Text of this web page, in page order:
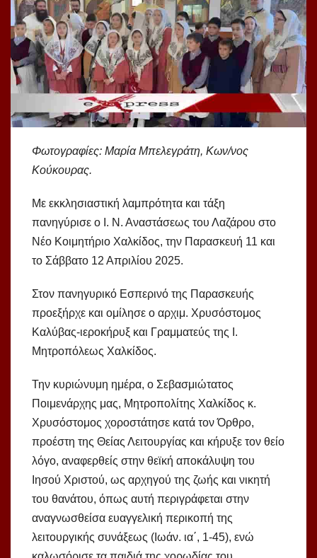
Φωτογραφίες: Μαρία Μπελεγράτη, Κων/νος
Κούκουρας.
Με εκκλησιαστική λαμπρότητα και τάξη
πανηγύρισε ο Ι. Ν. Αναστάσεως του Λαζάρου στο
Νέο Κοιμητήριο Χαλκίδος, την Παρασκευή 11 και
το Σάββατο 12 Απριλίου 2025.
Στον πανηγυρικό Εσπερινό της Παρασκευής
προεξήρχε και ομίλησε ο αρχιμ. Χρυσόστομος
Καλύβας-ιεροκήρυξ και Γραμματεύς της Ι.
Μητροπόλεως Χαλκίδος.
Την κυριώνυμη ημέρα, ο Σεβασμιώτατος
Ποιμενάρχης μας, Μητροπολίτης Χαλκίδος κ.
Χρυσόστομος χοροστάτησε κατά τον Όρθρο,
προέστη της Θείας Λειτουργίας και κήρυξε τον θείο
λόγο, αναφερθείς στην θεϊκή αποκάλυψη του
Ιησού Χριστού, ως αρχηγού της ζωής και νικητή
του θανάτου, όπως αυτή περιγράφεται στην
αναγνωσθείσα ευαγγελική περικοπή της
λειτουργικής συνάξεως (Ιωάν. ια΄, 1-45), ενώ